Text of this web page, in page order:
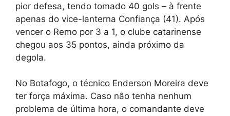
pior defesa, tendo tomado 40 gols – à frente
apenas do vice-lanterna Confiança (41). Após
vencer o Remo por 3 a 1, o clube catarinense
chegou aos 35 pontos, ainda próximo da
degola.
No Botafogo, o técnico Enderson Moreira deve
ter força máxima. Caso não tenha nenhum
problema de última hora, o comandante deve